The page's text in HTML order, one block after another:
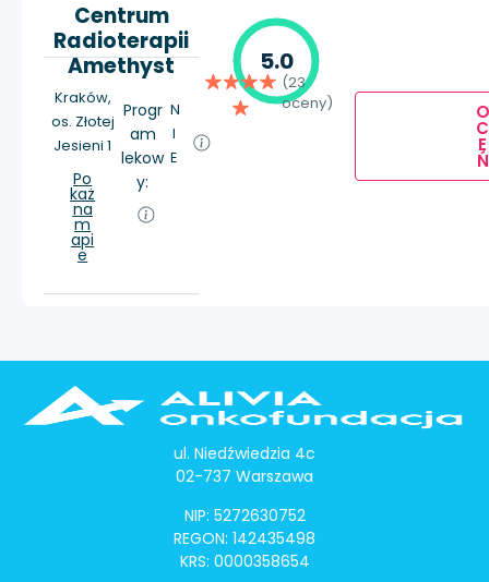
Centrum
Radioterapii
Amethyst
Kraków,
os. Złotej
Jesieni 1
Po
każ
na
m
api
e
Progr
am
lekow
y:
N
I
E
5.0
(23
oceny)
O
C
E
Ń
ul. Niedźwiedzia 4c
02-737 Warszawa
NIP: 5272630752
REGON: 142435498
KRS: 0000358654